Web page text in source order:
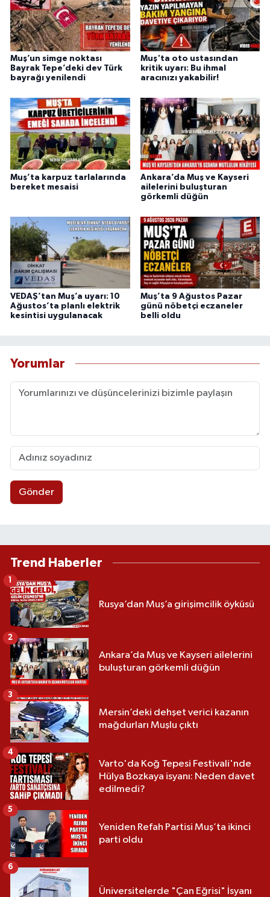
Muş’un simge noktası
Bayrak Tepe’deki dev Türk
bayrağı yenilendi
Muş'ta oto ustasından
kritik uyarı: Bu ihmal
aracınızı yakabilir!
Muş’ta karpuz tarlalarında
bereket mesaisi
Ankara’da Muş ve Kayseri
ailelerini buluşturan
görkemli düğün
VEDAŞ’tan Muş’a uyarı: 10
Ağustos’ta planlı elektrik
kesintisi uygulanacak
Muş’ta 9 Ağustos Pazar
günü nöbetçi eczaneler
belli oldu
Yorumlar
Gönder
Trend Haberler
Rusya’dan Muş’a girişimcilik öyküsü
Ankara’da Muş ve Kayseri ailelerini
buluşturan görkemli düğün
2
Mersin’deki dehşet verici kazanın
mağdurları Muşlu çıktı
3
Varto'da Koğ Tepesi Festivali'nde
Hülya Bozkaya isyanı: Neden davet
edilmedi?
4
Yeniden Refah Partisi Muş’ta ikinci
parti oldu
5
Üniversitelerde "Çan Eğrisi" İsyanı
6